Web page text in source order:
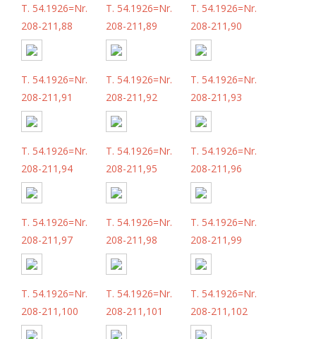
T. 54.1926=Nr.
208-211,88
T. 54.1926=Nr.
208-211,89
T. 54.1926=Nr.
208-211,90
T. 54.1926=Nr.
208-211,91
T. 54.1926=Nr.
208-211,92
T. 54.1926=Nr.
208-211,93
T. 54.1926=Nr.
208-211,94
T. 54.1926=Nr.
208-211,95
T. 54.1926=Nr.
208-211,96
T. 54.1926=Nr.
208-211,97
T. 54.1926=Nr.
208-211,98
T. 54.1926=Nr.
208-211,99
T. 54.1926=Nr.
208-211,100
T. 54.1926=Nr.
208-211,101
T. 54.1926=Nr.
208-211,102